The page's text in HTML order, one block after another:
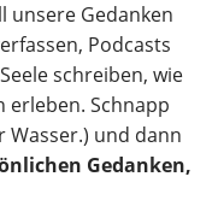
unsere Gedanken
Podcasts
schreiben, wie
erleben. Schnapp
Wasser.) und dann
Gedanken,